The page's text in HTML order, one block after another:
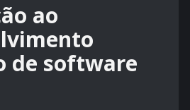
ao
de software